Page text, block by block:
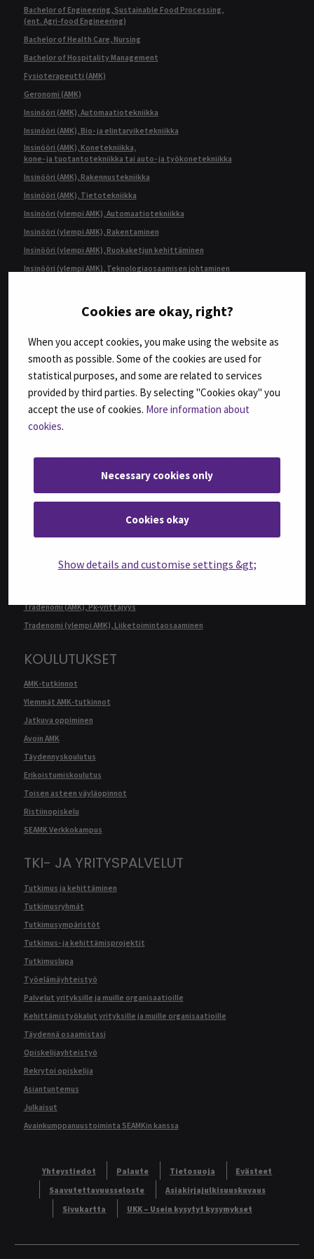
Cookies are okay, right?
When you accept cookies, you make using the website as
smooth as possible. Some of the cookies are used for
statistical purposes, and some are related to services
provided by third parties. By selecting "Cookies okay" you
accept the use of cookies. More information about
cookies.
Necessary cookies only
Cookies okay
Show details and customise settings &gt;
Bachelor of Engineering, Sustainable Food Processing,
(ent. Agri-food Engineering)
Bachelor of Health Care, Nursing
Bachelor of Hospitality Management
Fysioterapeutti (AMK)
Geronomi (AMK)
Insinööri (AMK), Automaatiotekniikka
Insinööri (AMK), Bio- ja elintarviketekniikka
Insinööri (AMK), Konetekniikka,
kone- ja tuotantotekniikka tai auto- ja työkonetekniikka
Insinööri (AMK), Rakennustekniikka
Insinööri (AMK), Tietotekniikka
Insinööri (ylempi AMK), Automaatiotekniikka
Insinööri (ylempi AMK), Rakentaminen
Insinööri (ylempi AMK), Ruokaketjun kehittäminen
Insinööri (ylempi AMK), Teknologiaosaamisen johtaminen
Kulttuurituottaja (ylempi AMK)
Master of Social Services and Health Care, Development and
Rakennusmestari (AMK), Rakennustekniikka
Restonomi (AMK)
Restonomi (ylempi AMK), Ruokaketjun kehittäminen
Sairaanhoitaja (AMK)
Sosiaali- ja terveysala ylempi AMK, Kehittäminen ja johtaminen
Sosiaali- ja terveysala ylempi AMK, Kliininen asiantuntijuus
Terveydenhoitaja (AMK)
Tradenomi (AMK), Kirjasto- ja tietopalveluala
Tradenomi (AMK), Pk-yrittäjyys
Tradenomi (ylempi AMK), Liiketoimintaosaaminen
KOULUTUKSET
AMK-tutkinnot
Ylemmät AMK-tutkinnot
Jatkuva oppiminen
Avoin AMK
Täydennyskoulutus
Erikoistumiskoulutus
Toisen asteen väyläopinnot
Ristiinopiskelu
SEAMK Verkkokampus
TKI- JA YRITYSPALVELUT
Tutkimus ja kehittäminen
Tutkimusryhmät
Tutkimusympäristöt
Tutkimus- ja kehittämisprojektit
Tutkimuslupa
Työelämäyhteistyö
Palvelut yrityksille ja muille organisaatioille
Kehittämistyökalut yrityksille ja muille organisaatioille
Täydennä osaamistasi
Opiskelijayhteistyö
Rekrytoi opiskelija
Asiantuntemus
Julkaisut
Avainkumppanuustoiminta SEAMKin kanssa
Yhteystiedot Palaute Tietosuoja
Evästeet
Saavutettavuusseloste
Asiakirjajulkisuuskuvaus
Sivukartta
UKK – Usein kysytyt kysymykset